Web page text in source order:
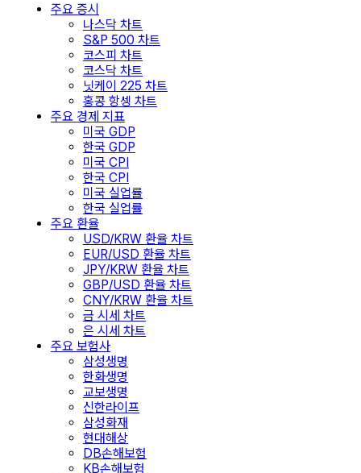
주요 증시
나스닥 차트
S&P 500 차트
코스피 차트
코스닥 차트
닛케이 225 차트
홍콩 항셍 차트
주요 경제 지표
미국 GDP
한국 GDP
미국 CPI
한국 CPI
미국 실업률
한국 실업률
주요 환율
USD/KRW 환율 차트
EUR/USD 환율 차트
JPY/KRW 환율 차트
GBP/USD 환율 차트
CNY/KRW 환율 차트
금 시세 차트
은 시세 차트
주요 보험사
삼성생명
한화생명
교보생명
신한라이프
삼성화재
현대해상
DB손해보험
KB손해보험